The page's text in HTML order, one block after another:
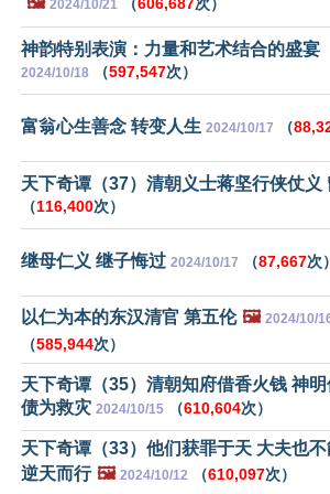
2024/10/21
神韵特别表演：力量和艺术结合的盛宴
2024/10/18 （597,547次）
富翁心生善念 转变人生 2024/10/17 （
天下奇谭（37）清朝义士蒋坚行侠仗义
（116,400次）
继母仁义 继子悔过 2024/10/17 （87,667次）
以仁为本的东汉清官 第五伦 🖼️ 2024/10/
（585,944次）
天下奇谭（35）清朝知府借香火钱 神明
债为救灾 2024/10/15 （610,604次）
天下奇谭（33）他们获罪于天 大夫也不
逆天而行 🖼️ 2024/10/12 （610,097次）